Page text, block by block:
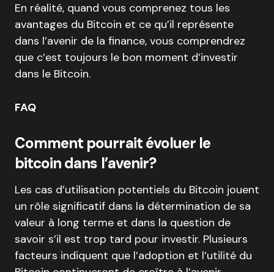
En réalité, quand vous comprenez tous les
avantages du Bitcoin et ce qu’il représente
dans l’avenir de la finance, vous comprendrez
que c’est toujours le bon moment d’investir
dans le Bitcoin.
FAQ
Comment pourrait évoluer le
bitcoin dans l’avenir?
Les cas d’utilisation potentiels du Bitcoin jouent
un rôle significatif dans la détermination de sa
valeur à long terme et dans la question de
savoir s’il est trop tard pour investir. Plusieurs
facteurs indiquent que l’adoption et l’utilité du